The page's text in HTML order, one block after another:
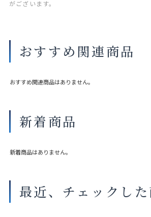
がございます。
おすすめ関連商品
おすすめ関連商品はありません。
新着商品
新着商品はありません。
最近、チェックし